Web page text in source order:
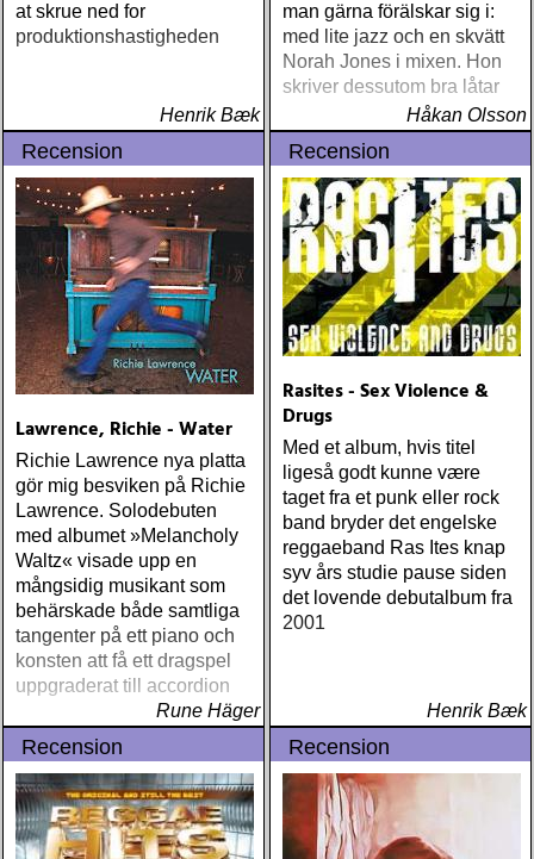
at skrue ned for
produktionshastigheden
Henrik Bæk
man gärna förälskar sig i:
med lite jazz och en skvätt
Norah Jones i mixen. Hon
skriver dessutom bra låtar
Håkan Olsson
Recension
Lawrence, Richie - Water
Richie Lawrence nya platta
gör mig besviken på Richie
Lawrence. Solodebuten
med albumet »Melancholy
Waltz« visade upp en
mångsidig musikant som
behärskade både samtliga
tangenter på ett piano och
konsten att få ett dragspel
uppgraderat till accordion
Rune Häger
Recension
Rasites - Sex Violence &
Drugs
Med et album, hvis titel
ligeså godt kunne være
taget fra et punk eller rock
band bryder det engelske
reggaeband Ras Ites knap
syv års studie pause siden
det lovende debutalbum fra
2001
Henrik Bæk
Recension Recension